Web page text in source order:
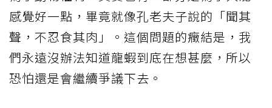
感覺好一點，畢竟就像孔老夫子說的「聞其
聲，不忍食其肉」。這個問題的癥結是，我
們永遠沒辦法知道龍蝦到底在想甚麼，所以
恐怕還是會繼續爭議下去。